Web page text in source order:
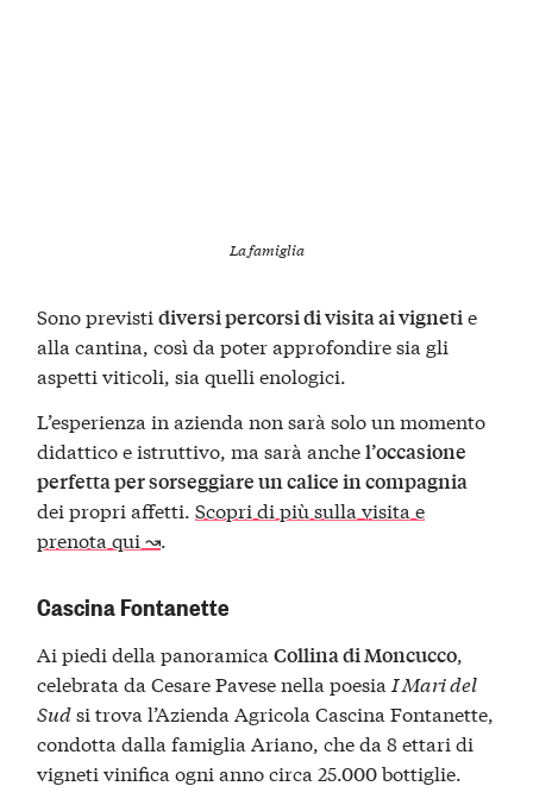
La famiglia
Sono previstidiversi percorsi di visita ai vignetie
alla cantina, così da poter approfondire sia gli
aspetti viticoli, sia quelli enologici.
L’esperienza in azienda non sarà solo un momento
didattico e istruttivo, ma sarà anchel’occasione
perfetta per sorseggiare un calice in compagnia
dei propri affetti.Scopri di più sulla visita e
prenota qui ↝.
Cascina Fontanette
Ai piedi della panoramicaCollina di Moncucco,
celebrata da Cesare Pavese nella poesia I Mari del
Sudsi trova l’Azienda Agricola Cascina Fontanette,
condotta dalla famiglia Ariano, che da 8 ettari di
vigneti vinifica ogni anno circa 25.000 bottiglie.